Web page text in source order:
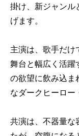
掛け、新ジャンル
げます。
主演は、歌手だけ
舞台と幅広く活躍
の欲望に飲み込ま
なダークヒーロー
共演は、不器量な